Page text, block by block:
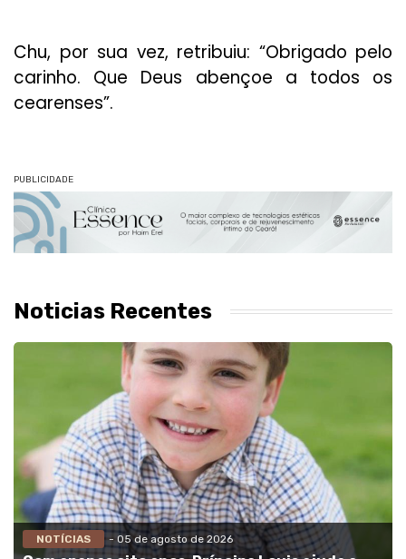
Chu, por sua vez, retribuiu: “Obrigado pelo
carinho. Que Deus abençoe a todos os
cearenses”.
PUBLICIDADE
Noticias Recentes
NOTÍCIAS - 05 de agosto de 2026